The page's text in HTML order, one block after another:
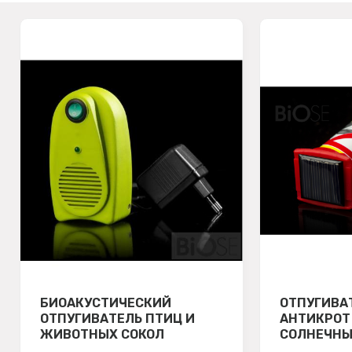
БИОАКУСТИЧЕСКИЙ
ОТПУГИВАТЕЛЬ ПТИЦ И
ЖИВОТНЫХ СОКОЛ